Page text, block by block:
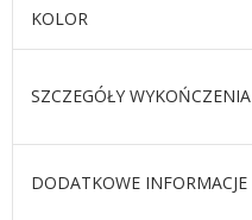
KOLOR
SZCZEGÓŁY WYKOŃCZENIA
DODATKOWE INFORMACJE